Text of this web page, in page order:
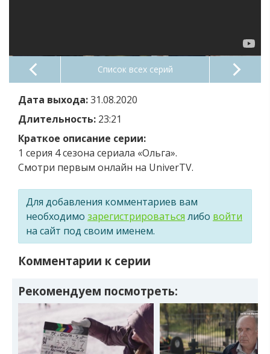
Список всех серий
Дата выхода:31.08.2020
Длительность: 23:21
Краткое описание серии:
1 серия 4 сезона сериала «Ольга».
Смотри первым онлайн на UniverTV.
Для добавления комментариев вам
необходимо зарегистрироваться либо войти
на сайт под своим именем.
Комментарии к серии
Рекомендуем посмотреть: